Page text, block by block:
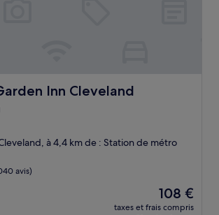
Inn Cleveland
Inn Cleveland Downtown
à 4,4 km de : Station de métro
avis)
Le
nouveau
108 €
taxes et frais compris